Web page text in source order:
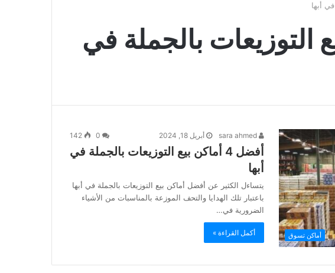
أبها
التوزيعات بالجملة في
أماكن تسوق
أبريل 18, 2024 142
أفضل 4 أماكن بيع التوزيعات بالجملة في
أبها
يتساءل الكثير عن أفضل أماكن بيع التوزيعات بالجملة في أبها
باعتبار تلك الهدايا والتحف الموزعة بالمناسبات من الأشياء
الضرورية في…
أكمل القراءة »